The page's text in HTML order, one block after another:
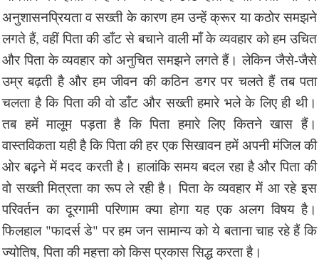
अनुशासनप्रियता व सख्ती के कारण हम उन्हें क्रूर या कठोर समझने
लगते हैं, वहीं पिता की डाँट से बचाने वाली माँ के व्यवहार को हम उचित
और पिता के व्यवहार को अनुचित समझने लगते हैं। लेकिन जैसे-जैसे
उम्र बढ़ती है और हम जीवन की कठिन डगर पर चलते हैं तब पता
चलता है कि पिता की वो डाँट और सख्ती हमारे भले के लिए ही थी।
तब हमें मालूम पड़ता है कि पिता हमारे लिए कितने खास हैं।
वास्तविकता यही है कि पिता की हर एक सिखावन हमें अपनी मंजिल की
ओर बढ़ने में मदद करती है। हालांकि समय बदल रहा है और पिता की
वो सख्ती मित्रता का रूप ले रही है। पिता के व्यवहार में आ रहे इस
परिवर्तन का दूरगामी परिणाम क्या होगा यह एक अलग विषय है।
फिलहाल "फादर्स डे" पर हम जन सामान्य को ये बताना चाह रहे हैं कि
ज्योतिष, पिता की महत्ता को किस प्रकास सिद्ध करता है।